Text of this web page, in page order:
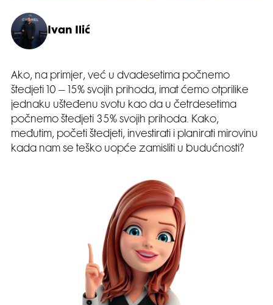
Ivan Ilić
Ako, na primjer, već u dvadesetima počnemo
štedjeti 10 – 15% svojih prihoda, imat ćemo otprilike
jednaku ušteđenu svotu kao da u četrdesetima
počnemo štedjeti 35% svojih prihoda. Kako,
međutim, početi štedjeti, investirati i planirati mirovinu
kada nam se teško uopće zamisliti u budućnosti?